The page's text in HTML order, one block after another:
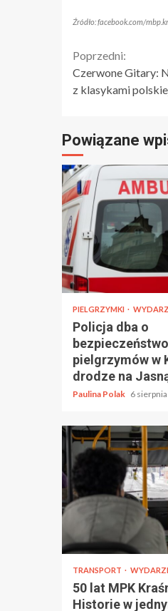
Źródło: facebook.com/
Continue
Reading
Poprzedni:
Czerwone Gitary:
z klasykami
Powiązane
PIELGRZYMKI
Policja dba o
bezpieczeństwo
pielgrzymów w
drodze na
Paulina Polak 6
TRANSPORT
50 lat MPK
Historie w